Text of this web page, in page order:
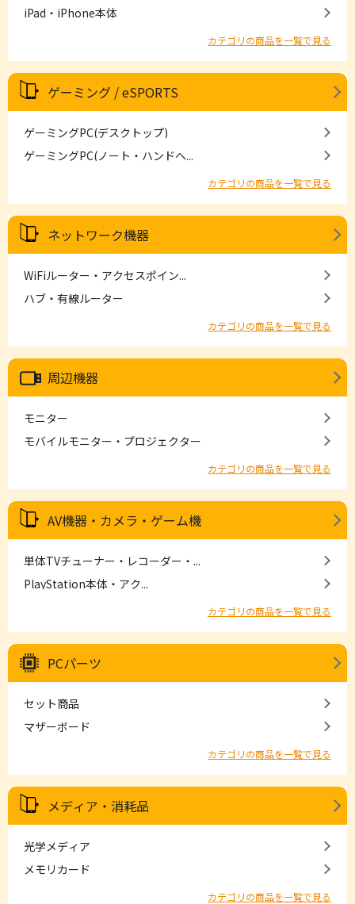
iPad・iPhone本体
カテゴリの商品を一覧で見る
ゲーミング / eSPORTS
ゲーミングPC(デスクトップ)
ゲーミングPC(ノート・ハンドヘ...
カテゴリの商品を一覧で見る
ネットワーク機器
WiFiルーター・アクセスポイン...
ハブ・有線ルーター
カテゴリの商品を一覧で見る
周辺機器
モニター
モバイルモニター・プロジェクター
カテゴリの商品を一覧で見る
AV機器・カメラ・ゲーム機
単体TVチューナー・レコーダー・...
PlayStation本体・アク...
カテゴリの商品を一覧で見る
PCパーツ
セット商品
マザーボード
カテゴリの商品を一覧で見る
メディア・消耗品
光学メディア
メモリカード
カテゴリの商品を一覧で見る